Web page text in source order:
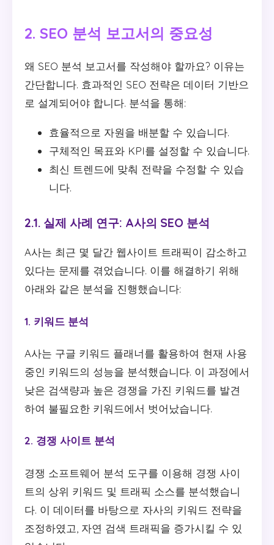
2. SEO 분석 보고서의 중요성
왜 SEO 분석 보고서를 작성해야 할까요? 이유는
간단합니다. 효과적인 SEO 전략은 데이터 기반으
로 설계되어야 합니다. 분석을 통해:
효율적으로 자원을 배분할 수 있습니다.
구체적인 목표와 KPI를 설정할 수 있습니다.
최신 트렌드에 맞춰 전략을 수정할 수 있습
니다.
2.1. 실제 사례 연구: A사의 SEO 분석
A사는 최근 몇 달간 웹사이트 트래픽이 감소하고
있다는 문제를 겪었습니다. 이를 해결하기 위해
아래와 같은 분석을 진행했습니다:
1. 키워드 분석
A사는 구글 키워드 플래너를 활용하여 현재 사용
중인 키워드의 성능을 분석했습니다. 이 과정에서
낮은 검색량과 높은 경쟁을 가진 키워드를 발견
하여 불필요한 키워드에서 벗어났습니다.
2. 경쟁 사이트 분석
경쟁 소프트웨어 분석 도구를 이용해 경쟁 사이
트의 상위 키워드 및 트래픽 소스를 분석했습니
다. 이 데이터를 바탕으로 자사의 키워드 전략을
조정하였고, 자연 검색 트래픽을 증가시킬 수 있